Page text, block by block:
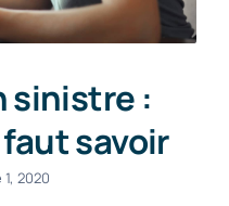
sinistre :
savoir
2020